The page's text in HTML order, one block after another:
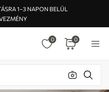
1–3 NAPON BELÜL
0 0